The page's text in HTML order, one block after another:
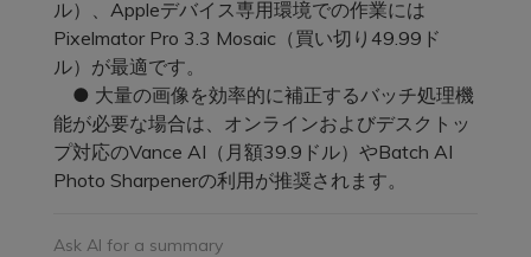
ル）、Appleデバイス専用環境での作業には
Pixelmator Pro 3.3 Mosaic（買い切り49.99ド
ル）が最適です。
● 大量の画像を効率的に補正するバッチ処理機
能が必要な場合は、オンラインおよびデスクトッ
プ対応のVance AI（月額39.9ドル）やBatch AI
Photo Sharpenerの利用が推奨されます。
Ask AI for a summary